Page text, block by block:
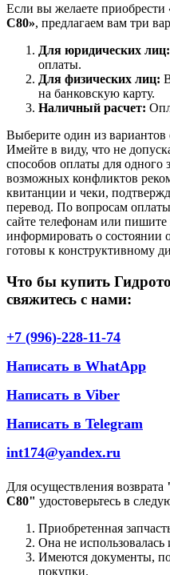
Если вы желаете приобрести
С80», предлагаем вам три
Для юридических лиц:
оплаты.
Для физических лиц:
на банковскую карту.
Наличный расчет:
Выберите один из
Имейте в виду, что не
способов оплаты для одного
возможных конфликтов
квитанции и чеки,
перевод. По вопросам
сайте телефонам или
информировать о состоянии
готовы к конструктивному
Что бы купить
свяжитесь с нами:
+7 (996)-228-11-74
Написать в WhatApp
Написать в Viber
Написать в Telegram
int174@yandex.ru
Для осуществления возврата
С80" удостоверьтесь в
Приобретенная
Она не
Имеются документы,
покупки.